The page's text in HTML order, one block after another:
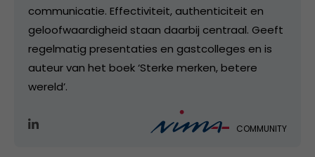
communicatie. Effectiviteit, authenticiteit en
geloofwaardigheid staan daarbij centraal. Geeft
regelmatig presentaties en gastcolleges en is
auteur van het boek ‘Sterke merken, betere
wereld’.
COMMUNITY